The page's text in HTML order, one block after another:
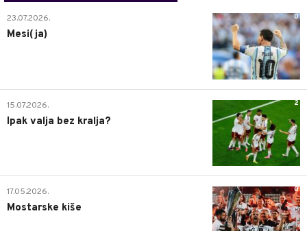
0
23.07.2026.
Mesi(ja)
2
15.07.2026.
Ipak valja bez kralja?
0
17.05.2026.
Mostarske kiše